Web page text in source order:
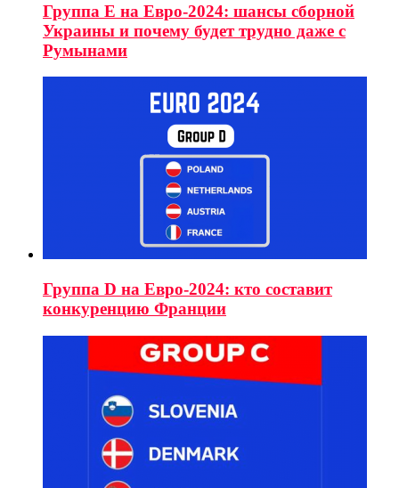
Группа E на Евро-2024: шансы сборной
Украины и почему будет трудно даже с
Румынами
Группа D на Евро-2024: кто составит
конкуренцию Франции